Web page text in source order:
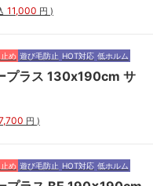
11,000 円 )
め 遊び毛防止 HOT対応 低ホルム
プラス 130x190cm サ
円 )
め 遊び毛防止 HOT対応 低ホルム